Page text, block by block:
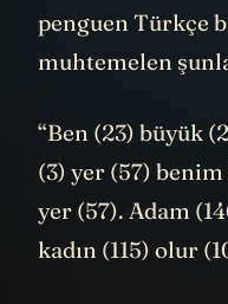
penguen Türkçe
muhtemelen
“Ben (23) büyük
(3) yer (57)
yer (57). Adam
kadın (115) olur